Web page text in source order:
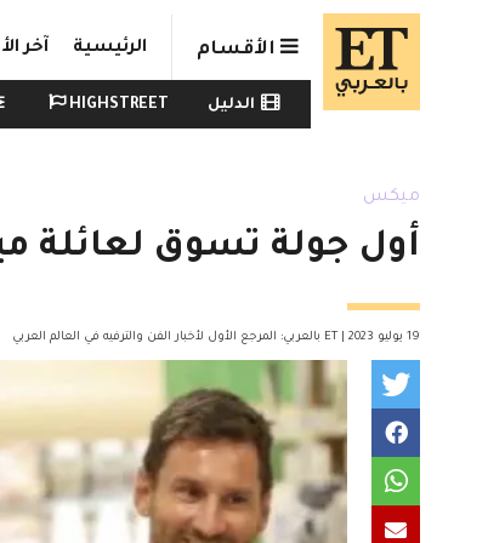
Skip to main content
الأقسام الرئيسية آخر
Watch menu
الدليل HIGHSTREET
ميكس
أول جولة تسوق لعائلة
19 يوليو 2023 | ET بالعربي: المرجع الأول لأخبار الفن والترفيه في العالم العربي